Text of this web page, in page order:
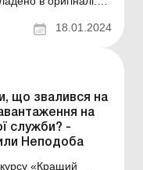
надіслані
18.01.2024
що звалився на
на
служби? -
Неподоба
«Кращий